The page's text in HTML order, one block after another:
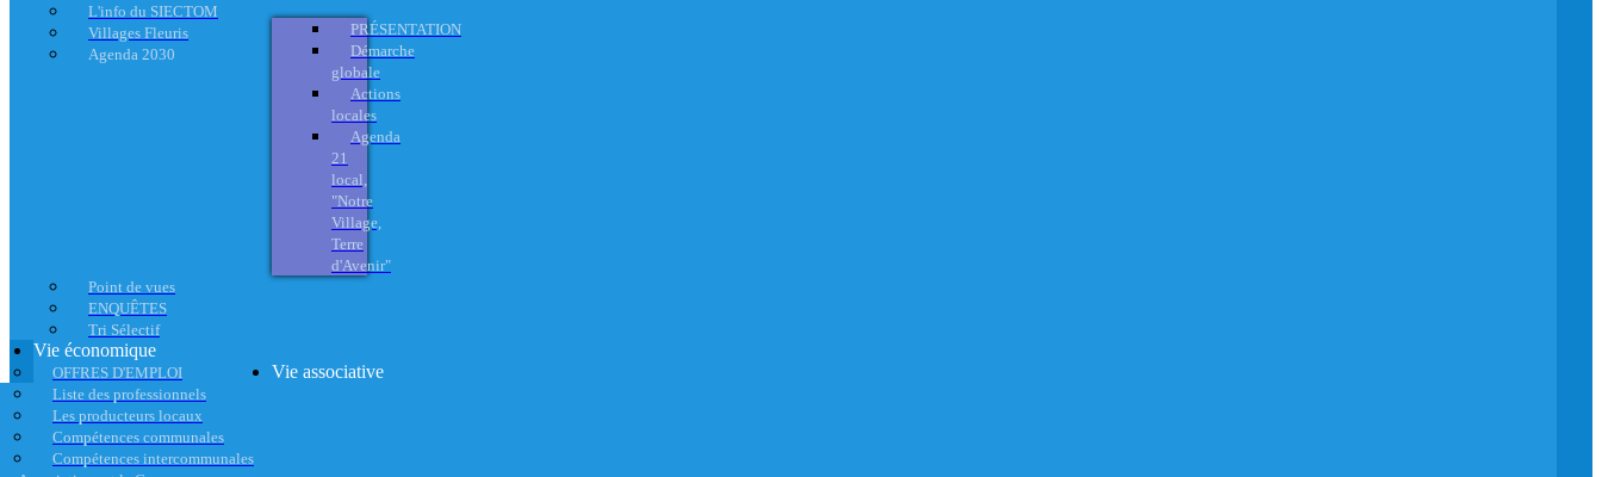
L'info du SIECTOM
Villages Fleuris
Agenda 2030
PRÉSENTATION
Démarche
globale
Actions
locales
Agenda
21
local,
"Notre
Village,
Terre
d'Avenir"
Point de vues
ENQUÊTES
Tri Sélectif
Vie économique
OFFRES D'EMPLOI
Liste des professionnels
Les producteurs locaux
Compétences communales
Compétences intercommunales
Vie associative